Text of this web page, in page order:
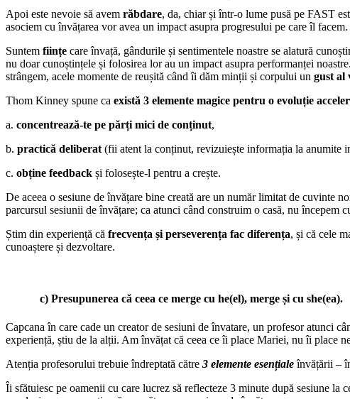
Apoi este nevoie să avem răbdare, da, chiar și într-o lume pusă pe FAST
asociem cu învățarea vor avea un impact asupra progresului pe care îl facem.
Suntem ființe care învață, gândurile și sentimentele noastre se alatură
nu doar cunoștințele și folosirea lor au un impact asupra performanței
strângem, acele momente de reușită când îi dăm minții și corpului un gust al
Thom Kinney spune ca există 3 elemente magice pentru o evoluție
a. concentrează-te pe părți mici de conținut,
b. practică deliberat (fii atent la conținut, revizuiește informația la anumite
c. obține feedback și folosește-l pentru a crește.
De aceea o sesiune de învățare bine creată are un număr limitat de cuvinte
parcursul sesiunii de învățare; ca atunci când construim o casă, nu
Știm din experiență că frecvența și perseverența fac diferența, și că cele
cunoaștere și dezvoltare.
c) Presupunerea că ceea ce merge cu he(el), merge și cu she(ea).
Capcana în care cade un creator de sesiuni de învatare, un profesor atunci
experiență, știu de la alții. Am învățat că ceea ce îi place Mariei, nu îi place
Atenția profesorului trebuie îndreptată către 3 elemente esențialeînvățării –
Îi sfătuiesc pe oamenii cu care lucrez să reflecteze 3 minute după sesiune